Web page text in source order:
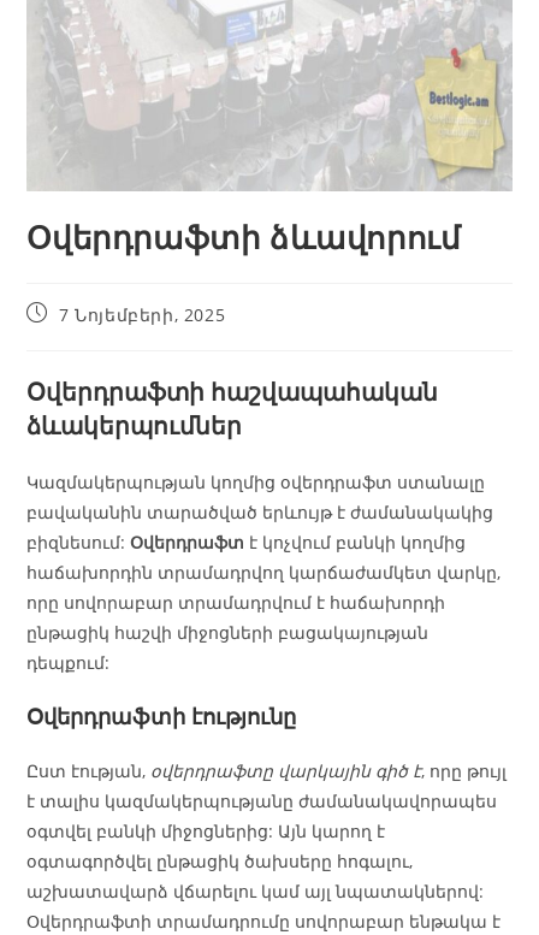
Օվերդրաֆտի ձևավորում
7 Նոյեմբերի, 2025
Օվերդրաֆտի հաշվապահական
ձևակերպումներ
Կազմակերպության կողմից օվերդրաֆտ ստանալը
բավականին տարածված երևույթ է ժամանակակից
բիզնեսում:Օվերդրաֆտ է կոչվում բանկի կողմից
հաճախորդին տրամադրվող կարճաժամկետ վարկը,
որը սովորաբար տրամադրվում է հաճախորդի
ընթացիկ հաշվի միջոցների բացակայության
դեպքում:
Օվերդրաֆտի էությունը
Ըստ էության, օվերդրաֆտը վարկային գիծ է, որը թույլ
է տալիս կազմակերպությանը ժամանակավորապես
օգտվել բանկի միջոցներից: Այն կարող է
օգտագործվել ընթացիկ ծախսերը հոգալու,
աշխատավարձ վճարելու կամ այլ նպատակներով:
Օվերդրաֆտի տրամադրումը սովորաբար ենթակա է